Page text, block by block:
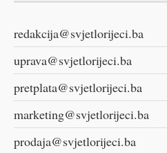
redakcija@svjetlorijeci.ba
uprava@svjetlorijeci.ba
pretplata@svjetlorijeci.ba
marketing@svjetlorijeci.ba
prodaja@svjetlorijeci.ba